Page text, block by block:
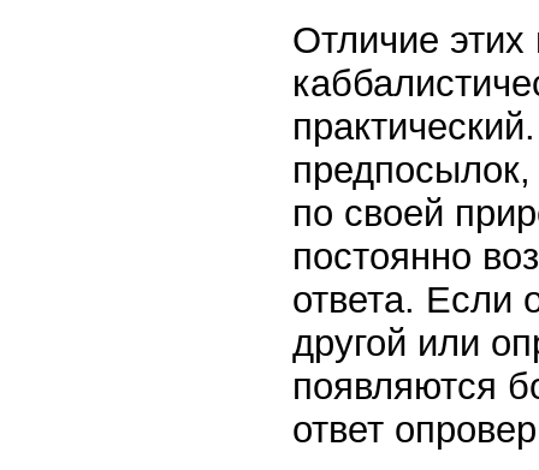
Отличие этих
по своей
постоянно
ответа. Если
другой или
появляются
ответ